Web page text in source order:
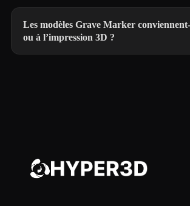
Les modèles Grave Marker
ou à l’impression 3D ?